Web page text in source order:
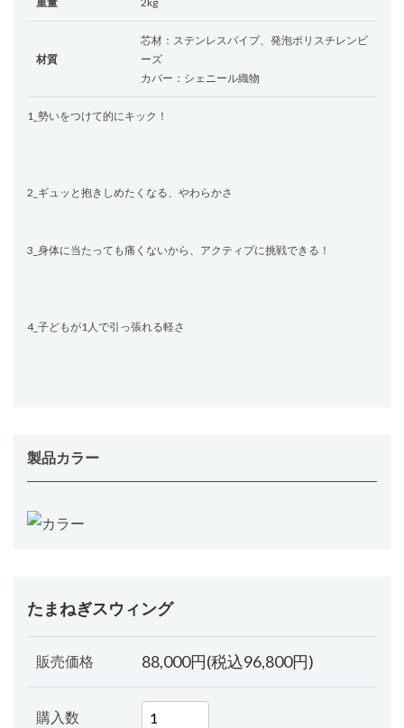
材質
芯材：ステンレスパイプ、発泡ポリスチレンビ
ーズ
カバー：シェニール織物
1_勢いをつけて的にキック！
2_ギュッと抱きしめたくなる、やわらかさ
3_身体に当たっても痛くないから、アクティプに挑戦できる！
4_子どもが1人で引っ張れる軽さ
製品カラー
たまねぎスウィング
販売価格 88,000円(税込96,800円)
購入数